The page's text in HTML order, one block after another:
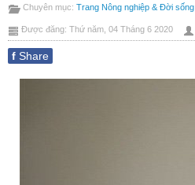
Chuyên mục: Trang Nông nghiệp & Đời sống
Được đăng: Thứ năm, 04 Tháng 6 2020
f Share